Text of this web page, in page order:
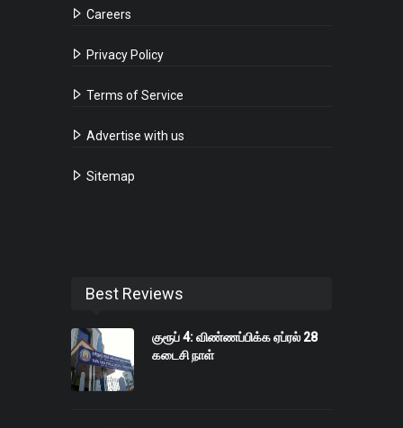
Careers
Privacy Policy
Terms of Service
Advertise with us
Sitemap
Best Reviews
குரூப் 4: விண்ணப்பிக்க ஏப்ரல் 28
கடைசி நாள்